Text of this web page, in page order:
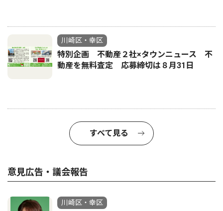
川崎区・幸区
特別企画 不動産２社×タウンニュース 不
動産を無料査定 応募締切は８月31日
すべて見る
意見広告・議会報告
川崎区・幸区